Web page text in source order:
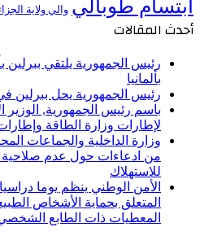
ابتسام طوبالي والي ولاية
أحدث المقالات
رئيس الجمهورية يلتقي ببرلين
بألمانيا
رئيس الجمهورية يحل ببرلين
باسم رئيس الجمهورية, الوزير
لإطارات وزارة الطاقة
وزارة الداخلية والجماعات
من ادعاءات حول عدم صلاحية
للاستهلاك
الأمن الوطني ينظم يوما
المتعلق بحماية الأشخاص
المعطيات ذات الطابع